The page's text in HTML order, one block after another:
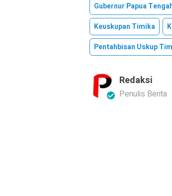
Gubernur Papua
Keuskupan Timika
Pentahbisan Uskup
Redaksi
Penulis Berita